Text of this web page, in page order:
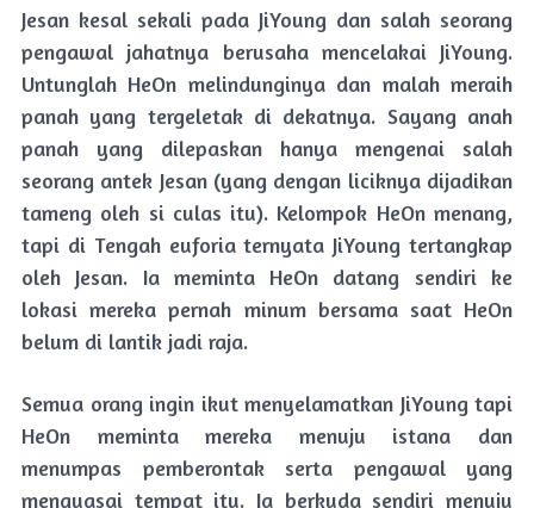
Jesan kesal sekali pada JiYoung dan salah seorang
pengawal jahatnya berusaha mencelakai JiYoung.
Untunglah HeOn melindunginya dan malah meraih
panah yang tergeletak di dekatnya. Sayang anah
panah yang dilepaskan hanya mengenai salah
seorang antek Jesan (yang dengan liciknya dijadikan
tameng oleh si culas itu). Kelompok HeOn menang,
tapi di Tengah euforia ternyata JiYoung tertangkap
oleh Jesan. Ia meminta HeOn datang sendiri ke
lokasi mereka pernah minum bersama saat HeOn
belum di lantik jadi raja.
Semua orang ingin ikut menyelamatkan JiYoung tapi
HeOn meminta mereka menuju istana dan
menumpas pemberontak serta pengawal yang
menguasai tempat itu. Ia berkuda sendiri menuju